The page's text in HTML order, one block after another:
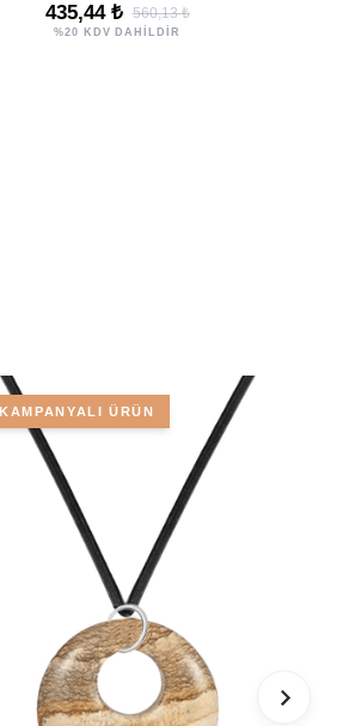
435,44 ₺ 560,13 ₺
%20 KDV DAHİLDİR
KAMPANYALI ÜRÜN